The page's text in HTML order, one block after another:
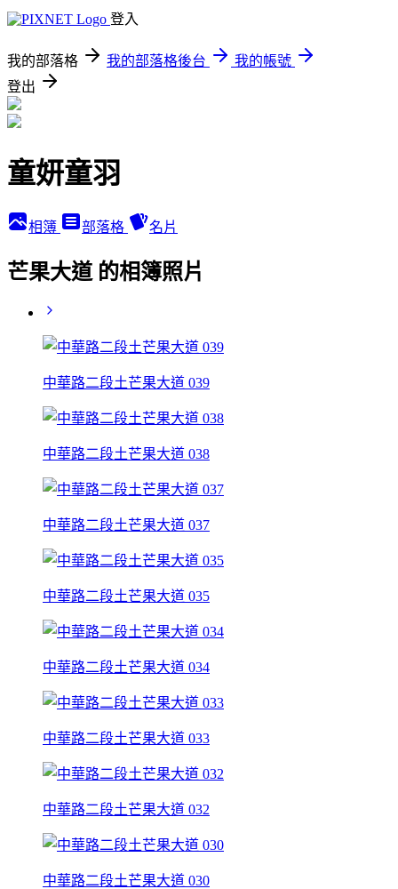
登入
我的部落格 我的部落格後台
我的帳號
登出
童妍童羽
相簿 部落格 名片
芒果大道 的相簿照片
中華路二段土芒果大道 039
中華路二段土芒果大道 038
中華路二段土芒果大道 037
中華路二段土芒果大道 035
中華路二段土芒果大道 034
中華路二段土芒果大道 033
中華路二段土芒果大道 032
中華路二段土芒果大道 030